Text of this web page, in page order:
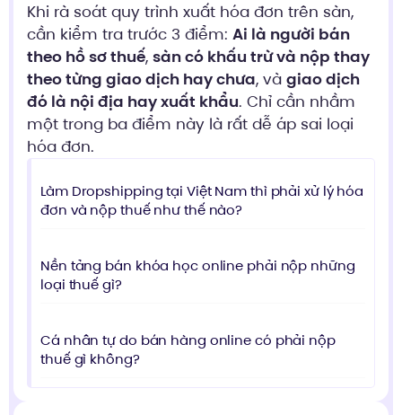
Khi rà soát quy trình xuất hóa đơn trên sàn,
cần kiểm tra trước 3 điểm: Ai là người bán
theo hồ sơ thuế, sàn có khấu trừ và nộp thay
theo từng giao dịch hay chưa, và giao dịch
đó là nội địa hay xuất khẩu. Chỉ cần nhầm
một trong ba điểm này là rất dễ áp sai loại
hóa đơn.
Làm Dropshipping tại Việt Nam thì phải xử lý hóa
đơn và nộp thuế như thế nào?
Nền tảng bán khóa học online phải nộp những
loại thuế gì?
Cá nhân tự do bán hàng online có phải nộp
thuế gì không?